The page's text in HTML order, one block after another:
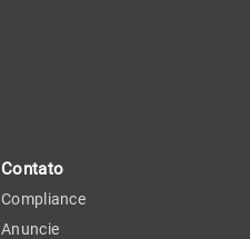
Contato
Compliance
Anuncie